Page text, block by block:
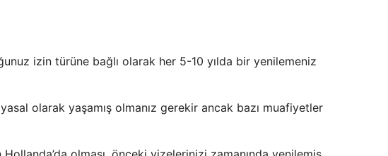
izin türüne bağlı olarak her 5-10 yılda bir yenilemeniz
olarak yaşamış olmanız gerekir ancak bazı muafiyetler